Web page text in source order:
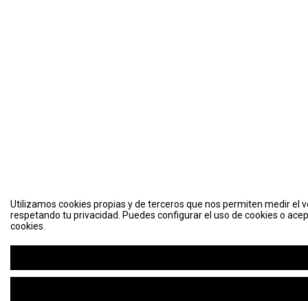
Utilizamos cookies propias y de terceros que nos permiten medir el
respetando tu privacidad. Puedes configurar el uso de cookies o
cookies.